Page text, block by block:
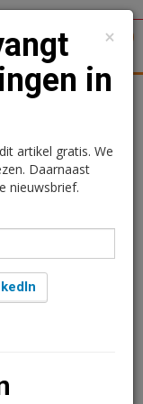
Retail
in
om 10:49
van
De
×
in
artikel gratis. We
Daarnaast
nieuwsbrief.